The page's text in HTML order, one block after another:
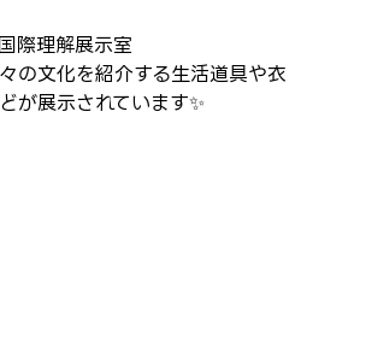
際理解展示室
の文化を紹介する生活道具や衣
が展示されています✨️